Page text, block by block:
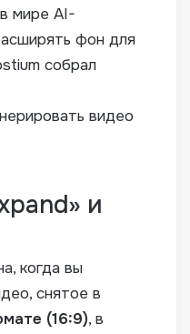
мире AI-
фон для
собрал
видео
и
когда вы
снятое в
(16:9), в